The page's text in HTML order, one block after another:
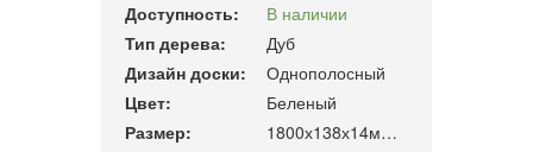
Доступность:
В наличии
Тип дерева:
Дуб
Дизайн доски:
Однополосный
Цвет:
Беленый
Размер:
1800х138х14мм 2.00 м2/уп